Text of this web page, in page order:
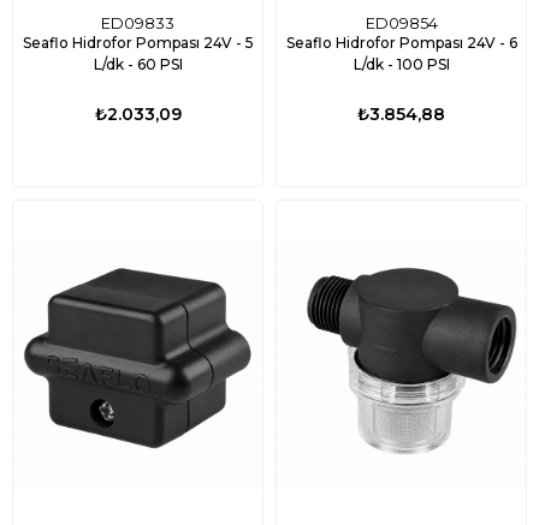
ED09833
Seaflo Hidrofor Pompası 24V - 5
L/dk - 60 PSI
₺2.033,09
ED09854
Seaflo Hidrofor Pompası 24V - 6
L/dk - 100 PSI
₺3.854,88